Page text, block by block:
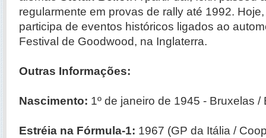
regularmente em provas de rally até 1992.
participa de eventos históricos ligados ao
Festival de Goodwood, na Inglaterra.
Outras Informações:
Nascimento: 1º de janeiro de 1945 - Bruxelas /
Estréia na Fórmula-1: 1967 (GP da Itália /